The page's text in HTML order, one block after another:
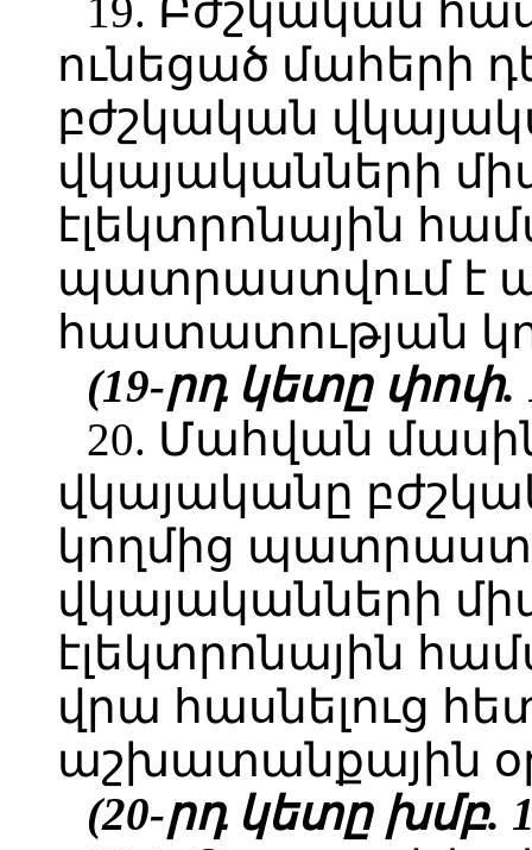
19. Բժշկական
ունեցած մահերի
բժշկական
վկայականների
էլեկտրոնային
պատրաստվում է
հաստատության
(19-րդ կետը փոփ.
20. Մահվան
վկայականը
կողմից
վկայականների
էլեկտրոնային
վրա հասնելուց
աշխատանքային
(20-րդ կետը խմբ.